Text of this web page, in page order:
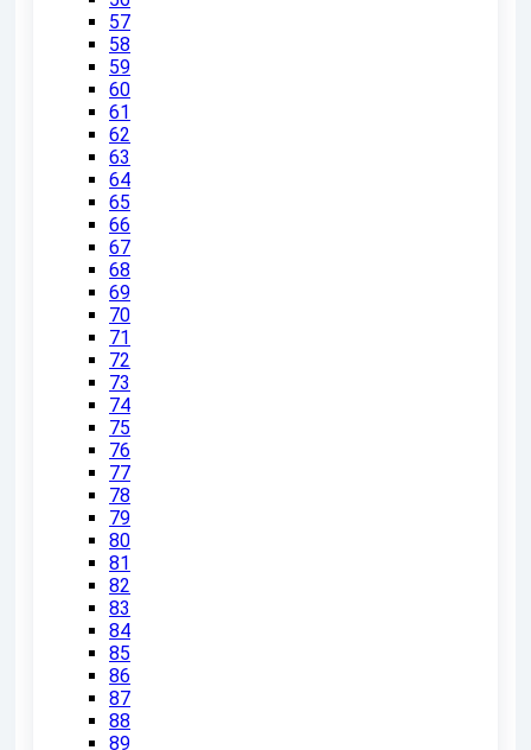
57
58
59
60
61
62
63
64
65
66
67
68
69
70
71
72
73
74
75
76
77
78
79
80
81
82
83
84
85
86
87
88
89